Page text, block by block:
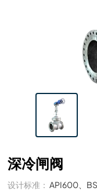
深冷闸阀
设计标准： API600、